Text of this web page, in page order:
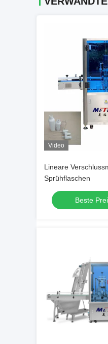
Video
Lineare
Sprühflaschen
Beste